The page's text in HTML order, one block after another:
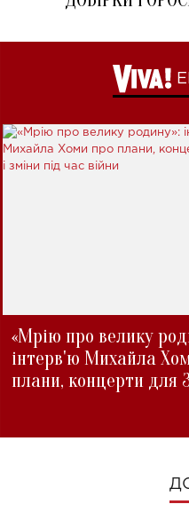
«Мрію про велику
інтерв'ю Михайла
плани, концерти для